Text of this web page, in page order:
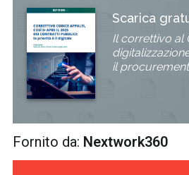
Scarica
Il correttivo al
il
Fornito da: Nextwork360